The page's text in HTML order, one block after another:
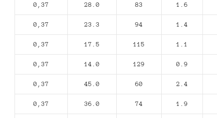
0,37 28.0 83 1.6
0,37 23.3 94 1.4
0,37 17.5 115 1.1
0,37 14.0 129 0.9
0,37 45.0 60 2.4
0,37 36.0 74 1.9